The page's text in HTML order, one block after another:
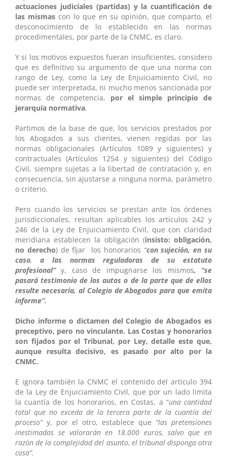
actuaciones judiciales (partidas) y la cuantificación de
las mismas con lo que en su opinión, que comparto, el
desconocimiento de lo establecido en las normas
procedimentales, por parte de la CNMC, es claro.
Y si los motivos expuestos fueran insuficientes, considero
que es definitivo su argumento de que una norma con
rango de Ley, como la Ley de Enjuiciamiento Civil, no
puede ser interpretada, ni mucho menos sancionada por
normas de competencia, por el simple principio de
jerarquía normativa.
Partimos de la base de que, los servicios prestados por
los Abogados a sus clientes, vienen regidas por las
normas obligacionales (Artículos 1089 y siguientes) y
contractuales (Artículos 1254 y siguientes) del Código
Civil, siempre sujetas a la libertad de contratación y, en
consecuencia, sin ajustarse a ninguna norma, parámetro
o criterio.
Pero cuando los servicios se prestan ante los órdenes
jurisdiccionales, resultan aplicables los artículos 242 y
246 de la Ley de Enjuiciamiento Civil, que con claridad
meridiana establecen la obligación (insisto: obligación,
no derecho) de fijar los honorarios “con sujeción, en su
caso, a las normas reguladoras de su estatuto
profesional”y, caso de impugnarse los mismos, “se
pasará testimonio de los autos o de la parte que de ellos
resulte necesaria, al Colegio de Abogados para que emita
informe”.
Dicho informe o dictamen del Colegio de Abogados es
preceptivo, pero no vinculante. Las Costas y honorarios
son fijados por el Tribunal, por Ley, detalle este que,
aunque resulta decisivo, es pasado por alto por la
CNMC.
E ignora también la CNMC el contenido del artículo 394
de la Ley de Enjuiciamiento Civil, que por un lado limita
la cuantía de los honorarios, en Costas, a “una cantidad
total que no exceda de la tercera parte de la cuantía del
proceso” y, por el otro, establece que “las pretensiones
inestimadas se valorarán en 18.000 euros, salvo que en
razón de la complejidad del asunto, el tribunal disponga otra
cosa”.